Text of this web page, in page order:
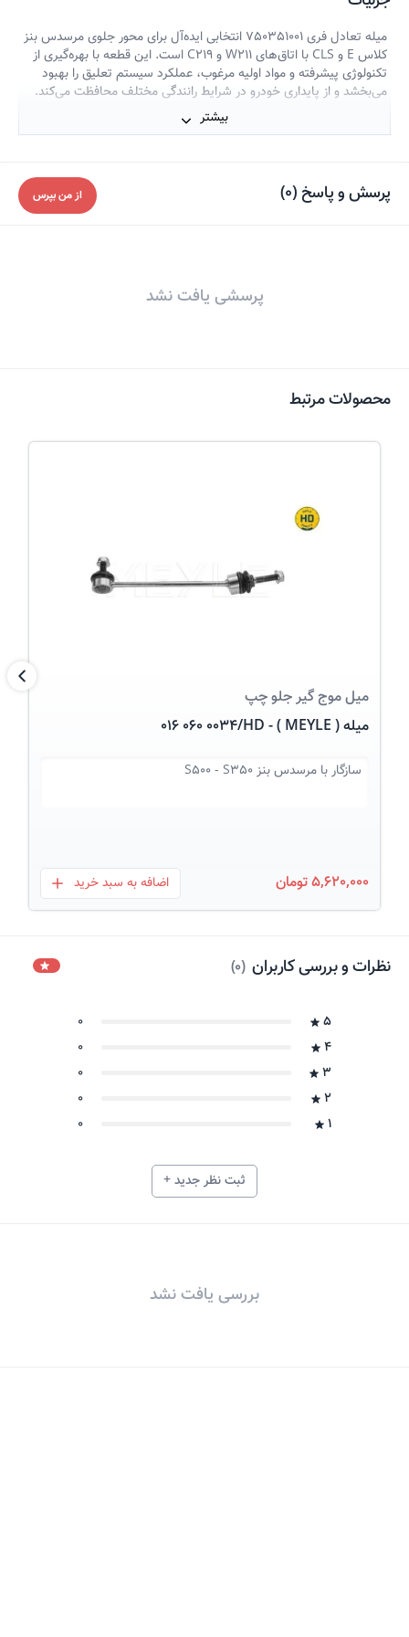
میله تعادل فری 750351001 انتخابی ایده‌آل برای محور جلوی مرسدس بنز
کلاس E و CLS با اتاق‌های W211 و C219 است. این قطعه با بهره‌گیری از
تکنولوژی پیشرفته و مواد اولیه مرغوب، عملکرد سیستم تعلیق را بهبود
می‌بخشد و از پایداری خودرو در شرایط رانندگی مختلف محافظت می‌کند.
نصب آن موجب افزایش پاسخگویی فرمان و کاهش ارتعاشات می‌شود،
که در نهایت تجربه رانندگی را ایمن‌تر و راحت‌تر می‌کند. انتخاب این
بیشتر
پرسش و پاسخ (
0
) از من بپرس
پرسشی یافت نشد
محصولات مرتبط
عکس کالا
میل موج گیرجلو چپ
میله ( MEYLE ) - 016 060 0034/HD
سازگار با مرسدس بنز S500 - S350
5,620,000 تومان بعلاوه
اضافه به سبد خرید
نظرات و بررسی کاربران (
0
)
5
0
4
0
3
0
2
0
1
0
ثبت نظر جدید +
بررسی یافت نشد